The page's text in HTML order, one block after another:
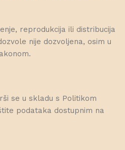
reprodukcija ili distribucija
nije dozvoljena, osim u
se u skladu s Politikom
podataka dostupnim na